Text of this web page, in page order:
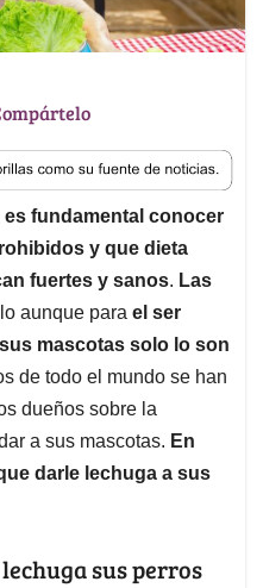
fundamental conocer
y que dieta
fuertes y sanos. Las
aunque para el ser
mascotas solo lo son
de todo el mundo se han
dueños sobre la
a sus mascotas. En
darle lechuga a sus
sus perros